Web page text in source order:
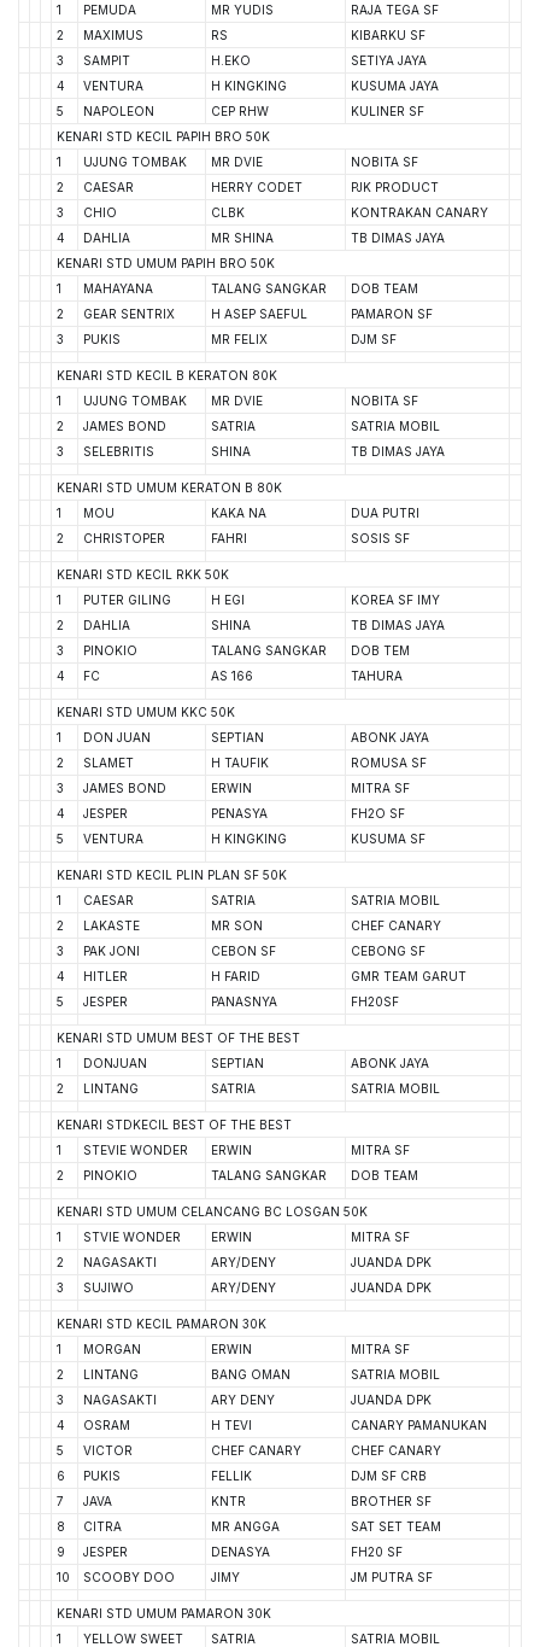
1 PEMUDA MR YUDIS
RAJA TEGA SF
2
MAXIMUS RS
KIBARKU SF
3
SAMPIT H.EKO
SETIYA JAYA
4
VENTURA H KINGKING
KUSUMA JAYA
5
NAPOLEON CEP RHW
KULINER SF
KENARI STD KECIL PAPIH BRO 50K
1
UJUNG TOMBAK MR DVIE
NOBITA SF
2
CAESAR HERRY CODET
PJK PRODUCT
3
CHIO CLBK
KONTRAKAN CANARY
4
DAHLIA MR SHINA
TB DIMAS JAYA
KENARI STD UMUM PAPIH BRO 50K
1
MAHAYANA TALANG SANGKAR
DOB TEAM
2
GEAR SENTRIX H ASEP SAEFUL
PAMARON SF
3
PUKIS MR FELIX DJM SF
KENARI STD KECIL B KERATON 80K
1
UJUNG TOMBAK MR DVIE
NOBITA SF
2
JAMES BOND SATRIA
SATRIA MOBIL
3
SELEBRITIS SHINA TB DIMAS JAYA
KENARI STD UMUM KERATON B 80K
1
MOU KAKA NA
DUA PUTRI
2
CHRISTOPER FAHRI SOSIS SF
KENARI STD KECIL RKK 50K
1
PUTER GILING H EGI
KOREA SF IMY
2
DAHLIA SHINA
TB DIMAS JAYA
3
PINOKIO TALANG SANGKAR
DOB TEM
4
FC AS 166 TAHURA
KENARI STD UMUM KKC 50K
1
DON JUAN SEPTIAN
ABONK JAYA
2
SLAMET H TAUFIK
ROMUSA SF
3
JAMES BOND ERWIN
MITRA SF
4
JESPER PENASYA
FH2O SF
5
VENTURA H KINGKING KUSUMA SF
KENARI STD KECIL PLIN PLAN SF 50K
1
CAESAR SATRIA
SATRIA MOBIL
2
LAKASTE MR SON
CHEF CANARY
3
PAK JONI CEBON SF
CEBONG SF
4
HITLER H FARID
GMR TEAM GARUT
5
JESPER PANASNYA FH20SF
KENARI STD UMUM BEST OF THE BEST
1
DONJUAN SEPTIAN
ABONK JAYA
2
LINTANG SATRIA SATRIA MOBIL
KENARI STDKECIL BEST OF THE BEST
1
STEVIE WONDER ERWIN
MITRA SF
2
PINOKIO TALANG SANGKAR DOB TEAM
KENARI STD UMUM CELANCANG BC LOSGAN 50K
1
STVIE WONDER ERWIN
MITRA SF
2
NAGASAKTI ARY/DENY
JUANDA DPK
3
SUJIWO ARY/DENY JUANDA DPK
KENARI STD KECIL PAMARON 30K
1
MORGAN ERWIN
MITRA SF
2
LINTANG BANG OMAN
SATRIA MOBIL
3
NAGASAKTI ARY DENY
JUANDA DPK
4
OSRAM H TEVI
CANARY PAMANUKAN
5
VICTOR CHEF CANARY
CHEF CANARY
6
PUKIS FELLIK
DJM SF CRB
7
JAVA KNTR
BROTHER SF
8
CITRA MR ANGGA
SAT SET TEAM
9
JESPER DENASYA
FH20 SF
10
SCOOBY DOO JIMY JM PUTRA SF
KENARI STD UMUM PAMARON 30K
1
YELLOW SWEET SATRIA
SATRIA MOBIL